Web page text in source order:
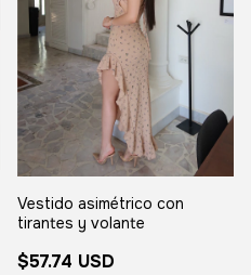
Vestido asimétrico con
tirantes y volante
$57.74 USD